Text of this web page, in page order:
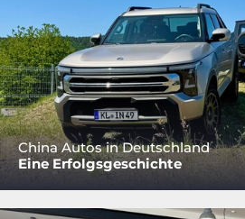
China Autos in Deutschland
Eine Erfolgsgeschichte